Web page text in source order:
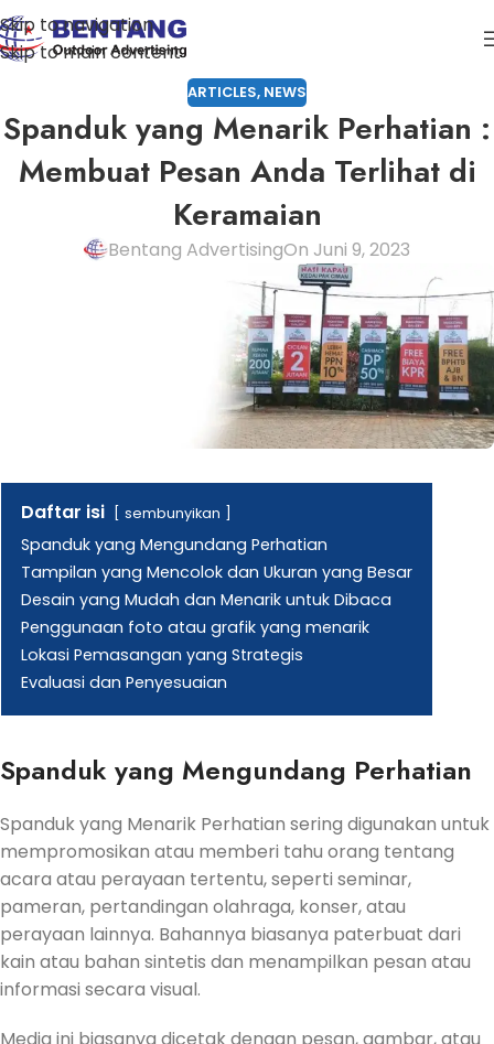
Skip to navigation
Skip to main content
ARTICLES, NEWS
Spanduk yang Menarik Perhatian :
Membuat Pesan Anda Terlihat di
Keramaian
Bentang AdvertisingOn Juni 9, 2023
Daftar isi sembunyikan
Spanduk yang Mengundang Perhatian
Tampilan yang Mencolok dan Ukuran yang Besar
Desain yang Mudah dan Menarik untuk Dibaca
Penggunaan foto atau grafik yang menarik
Lokasi Pemasangan yang Strategis
Evaluasi dan Penyesuaian
Spanduk yang Mengundang Perhatian
Spanduk yang Menarik Perhatian sering digunakan untuk
mempromosikan atau memberi tahu orang tentang
acara atau perayaan tertentu, seperti seminar,
pameran, pertandingan olahraga, konser, atau
perayaan lainnya. Bahannya biasanya paterbuat dari
kain atau bahan sintetis dan menampilkan pesan atau
informasi secara visual.